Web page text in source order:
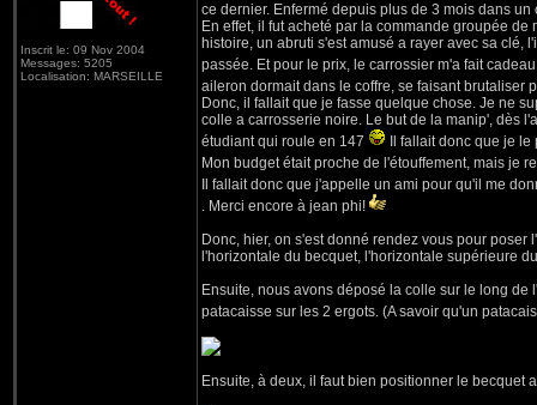
Inscrit le: 09 Nov 2004
Messages: 5205
Localisation: MARSEILLE
ce dernier. Enfermé depuis plus de 3 mois dans un
En effet, il fut acheté par la commande groupée
histoire, un abruti s'est amusé a rayer avec sa clé,
passée. Et pour le prix, le carrossier m'a fait
aileron dormait dans le coffre, se faisant
Donc, il fallait que je fasse quelque chose. Je ne
colle a carrosserie noire. Le but de la manip', dès
étudiant qui roule en 147
Il fallait donc que je
Mon budget était proche de l'étouffement, mais je
Il fallait donc que j'appelle un ami pour qu'il me
. Merci encore à jean phi!
Donc, hier, on s'est donné rendez vous pour
l'horizontale du becquet, l'horizontale supérieure
Ensuite, nous avons déposé la colle sur le long
patacaisse sur les 2 ergots. (A savoir qu'un
Ensuite, à deux, il faut bien positionner le becquet